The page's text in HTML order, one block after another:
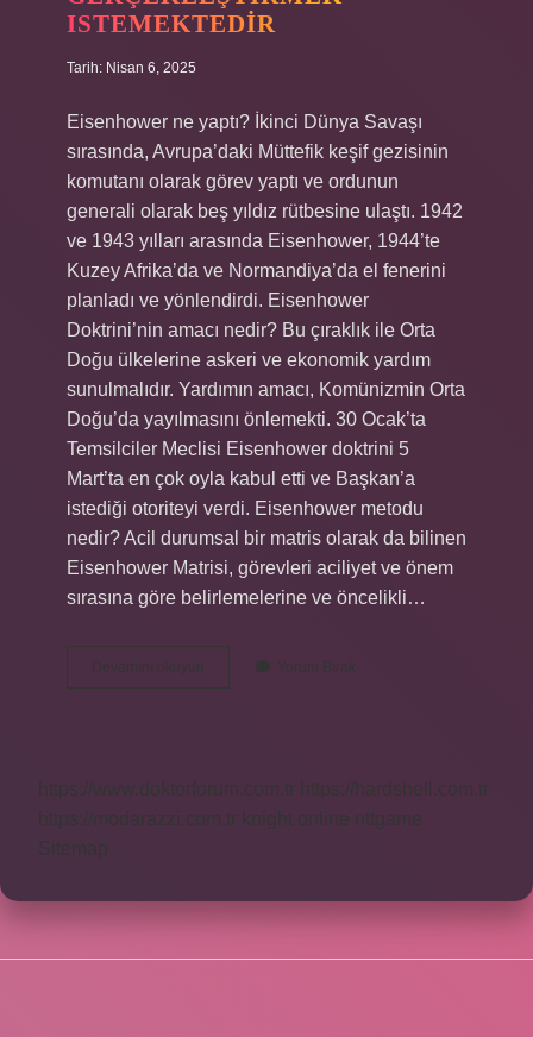
ISTEMEKTEDIR
Tarih: Nisan 6, 2025
Eisenhower ne yaptı? İkinci Dünya Savaşı
sırasında, Avrupa’daki Müttefik keşif gezisinin
komutanı olarak görev yaptı ve ordunun
generali olarak beş yıldız rütbesine ulaştı. 1942
ve 1943 yılları arasında Eisenhower, 1944’te
Kuzey Afrika’da ve Normandiya’da el fenerini
planladı ve yönlendirdi. Eisenhower
Doktrini’nin amacı nedir? Bu çıraklık ile Orta
Doğu ülkelerine askeri ve ekonomik yardım
sunulmalıdır. Yardımın amacı, Komünizmin Orta
Doğu’da yayılmasını önlemekti. 30 Ocak’ta
Temsilciler Meclisi Eisenhower doktrini 5
Mart’ta en çok oyla kabul etti ve Başkan’a
istediği otoriteyi verdi. Eisenhower metodu
nedir? Acil durumsal bir matris olarak da bilinen
Eisenhower Matrisi, görevleri aciliyet ve önem
sırasına göre belirlemelerine ve öncelikli…
Devamını okuyun
Eisenhower
Istemektedir
Yorum Bırak
https://www.doktorforum.com.tr
https://hardshell.com.tr
https://modarazzi.com.tr
knight online
nttgame